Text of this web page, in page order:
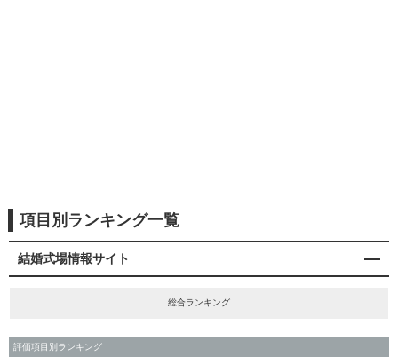
項目別ランキング一覧
結婚式場情報サイト
総合ランキング
評価項目別ランキング